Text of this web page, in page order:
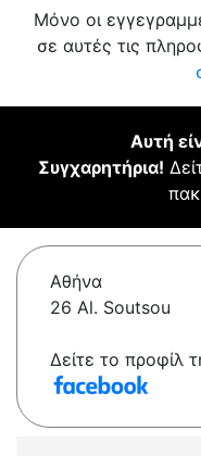
Μόνο οι
σε αυτές τις
Αυτή
Συγχαρητήρια!
Αθήνα
26 Al. Soutsou
Δείτε το προφίλ